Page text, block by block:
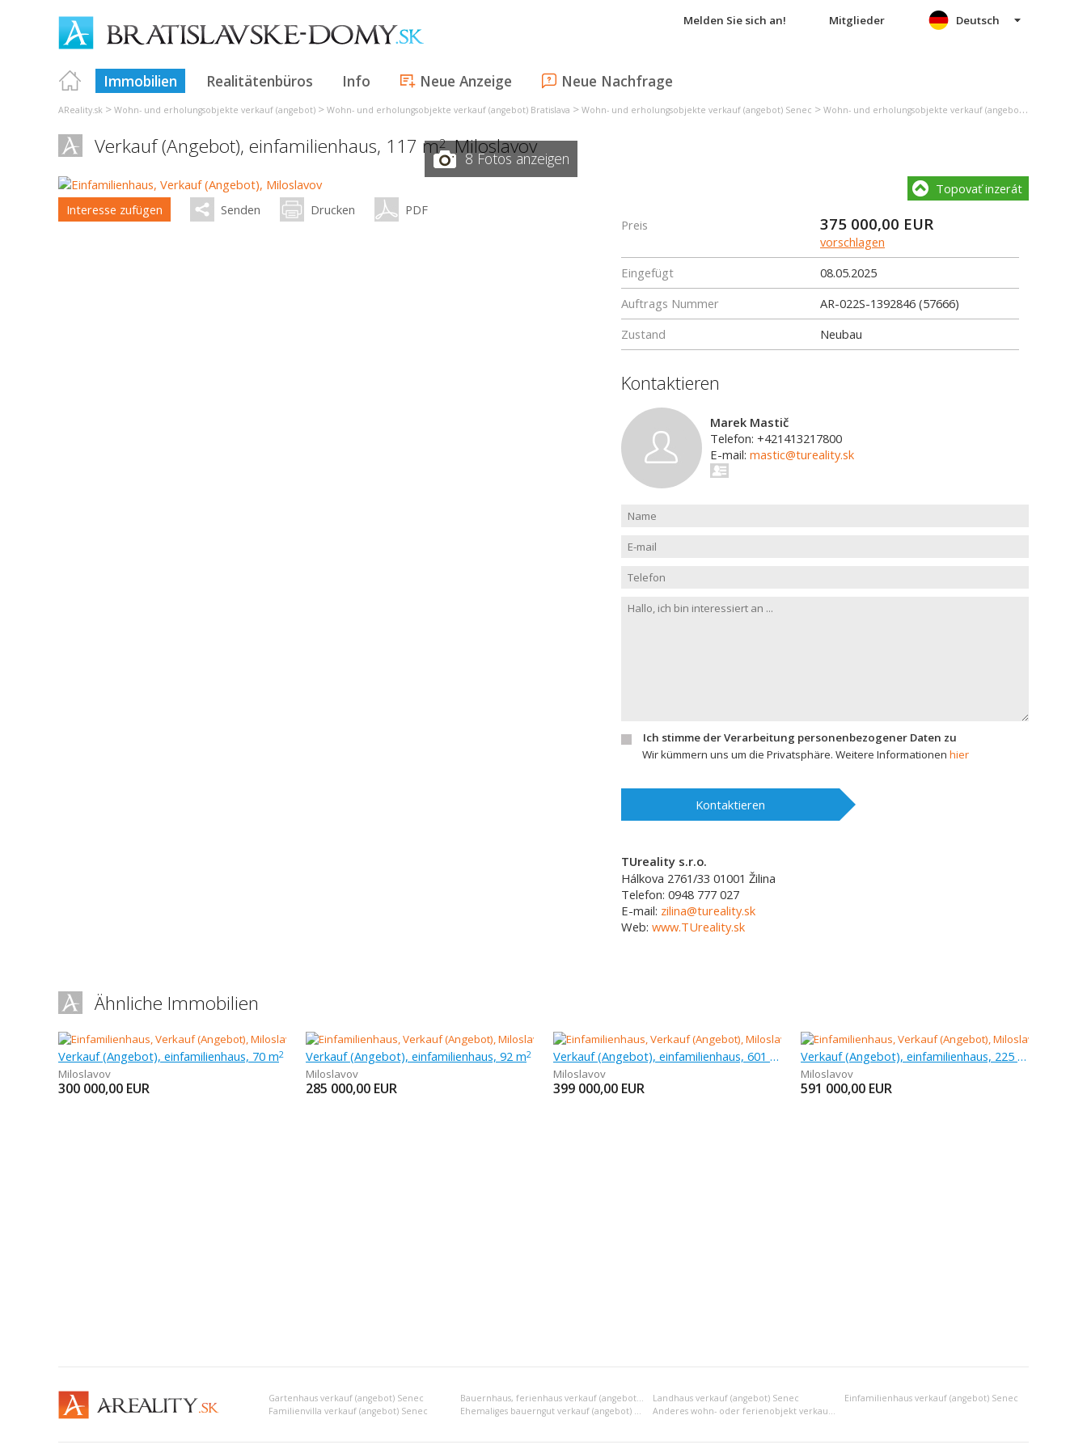
Melden Sie sich an! Mitglieder
Immobilien Realitätenbüros Info Neue Anzeige Neue Nachfrage
Deutsch
AReality.sk > Wohn- und erholungsobjekte verkauf (angebot) > Wohn- und erholungsobjekte verkauf (angebot) Bratislava > Wohn- und erholungsobjekte verkauf (angebot) Senec > Wohn- und erholungsobjekte verkauf (angebot) Miloslavov
Verkauf (Angebot), einfamilienhaus, 117 m2,Miloslavov
8 Fotos anzeigen
Interesse zufügen Senden Drucken PDF
Topovať inzerát
Preis 375 000,00 EUR
vorschlagen
Eingefügt
08.05.2025
Auftrags Nummer
AR-022S-1392846 (57666)
Zustand
Neubau
Kontaktieren
Marek Mastič
Telefon: +421413217800
E-mail: mastic@tureality.sk
Ich stimme der Verarbeitung personenbezogener Daten zu
Wir kümmern uns um die Privatsphäre. Weitere Informationen hier
Kontaktieren
TUreality s.r.o.
Hálkova 2761/33 01001 Žilina
Telefon: 0948 777 027
E-mail: zilina@tureality.sk
Web: www.TUreality.sk
Ähnliche Immobilien
Verkauf (Angebot), einfamilienhaus, 70 m2
Miloslavov
300 000,00 EUR
Verkauf (Angebot), einfamilienhaus, 92 m2
Miloslavov
285 000,00 EUR
Verkauf (Angebot), einfamilienhaus, 601 m
Miloslavov
399 000,00 EUR
Verkauf (Angebot), einfamilienhaus, 225 m
Miloslavov
591 000,00 EUR
Gartenhaus verkauf (angebot) Senec Bauernhaus, ferienhaus verkauf (angebot) Senec Landhaus verkauf (angebot) Senec
Einfamilienhaus verkauf (angebot) Senec
Familienvilla verkauf (angebot) Senec
Ehemaliges bauerngut verkauf (angebot) Senec Anderes wohn- oder ferienobjekt verkauf (angebot) Senec